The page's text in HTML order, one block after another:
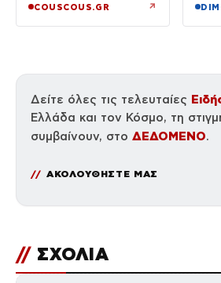
COUSCOUS.GR ↗
Δείτε όλες τις τελευταίες
Ελλάδα και τον Κόσμο, τη
συμβαίνουν, στο ΔΕΔΟΜΕΝΟ.
ΑΚΟΛΟΥΘΗΣΤΕ ΜΑΣ
// ΣΧΟΛΙΑ